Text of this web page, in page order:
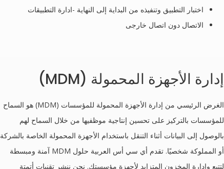
اختبار التطبيق وتنفيذه من البداية إلى النهاية -ادارة التطبيقات
الاتصال دون اتصال خارجى
إدارة الأجهزة المحمولة (MDM)
الغرض الرئيسي من إدارة الأجهزة المحمولة للمؤسسات (MDM) هو السماح
للمؤسسات بالتركيز على تحسين إنتاجية موظفيها من خلال السماح لهم
بالوصول إلى البيانات أثناء التنقل باستخدام الأجهزة المحمولة الخاصة بالشركة
أو المملوكة شخصيًا. تقدم أي سي أس العربية حلول MDM آمنة ومبسطة
لتتبع وإدارة المخزون المتزايد لأجهزة مؤسستك. نحن ننشر تقنيات أتمتة